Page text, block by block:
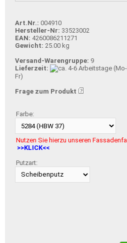
Art.Nr.: 004910
Hersteller-Nr: 33523002
EAN: 4260086211271
Gewicht: 25.00 kg
Versand-Warengruppe: 9
Lieferzeit:
Fr)
Frage zum Produkt
Farbe:
Nutzen Sie hierzu unseren
>>KLICK<<
Putzart: